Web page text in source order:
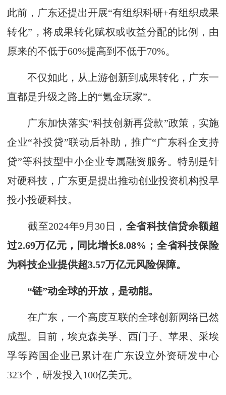
此前，广东还提出开展“有组织科研+有组织成果
转化”，将成果转化赋权或收益分配的比例，由
原来的不低于60%提高到不低于70%。
不仅如此，从上游创新到成果转化，广东一
直都是升级之路上的“氪金玩家”。
广东加快落实“科技创新再贷款”政策，实施
企业“补投贷”联动后补助，推广“广东科企支持
贷”等科技型中小企业专属融资服务。特别是针
对硬科技，广东更是提出推动创业投资机构投早
投小投硬科技。
截至2024年9月30日， 全省科技信贷余额超
过2.69万亿元，同比增长8.08%；全省科技保险
为科技企业提供超3.57万亿元风险保障。
“链”动全球的开放，是动能。
在广东，一个高度互联的全球创新网络已然
成型。目前，埃克森美孚、西门子、苹果、采埃
孚等跨国企业已累计在广东设立外资研发中心
323个，研发投入100亿美元。